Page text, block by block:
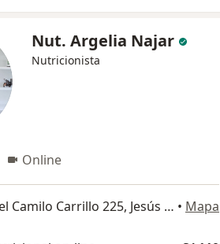
Nut. Argelia Najar
Nutricionista
Online
Jirón Coronel Camilo Carrillo 225, Jesús María • Mapa